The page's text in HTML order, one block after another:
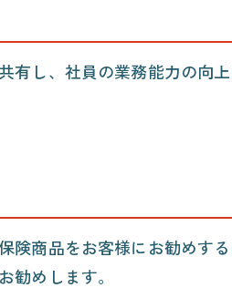
有し、社員の業務能力の向
商品をお客様にお勧めする
めします。